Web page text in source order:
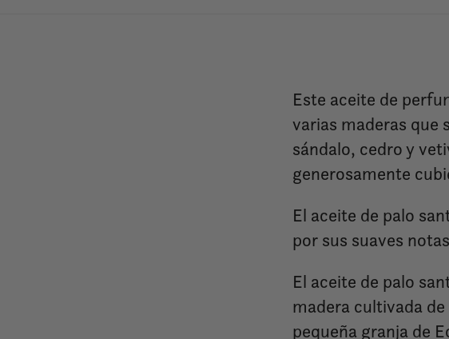
Este aceite de
varias maderas que
sándalo, cedro y
generosamente
El aceite de palo
por sus suaves
El aceite de palo
madera cultivada
pequeña granja de